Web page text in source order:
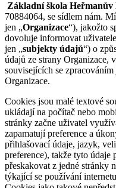
Základní škola
70884064, se sídlem nám.
jen „Organizace“), jakožto
dovoluje informovat
jen „subjekty údajů“) o
údajů ze strany Organizace,
souvisejících se
Organizace.
Cookies jsou malé textové
ukládají na počítač nebo
stránky začne uživatel
zapamatují preference a
přihlašovací údaje, jazyk,
preference), takže tyto údaje
přeskakovat z jedné stránky
týkající se používání